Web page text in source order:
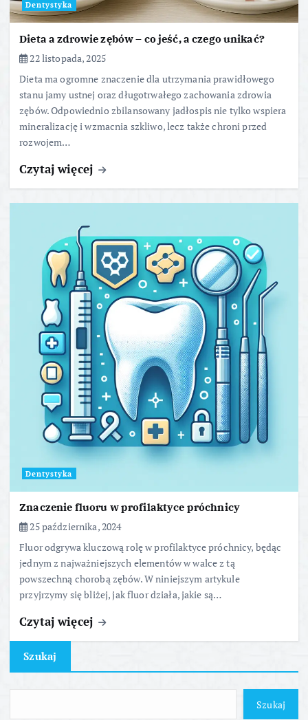
Dentystyka
Dieta a zdrowie zębów – co jeść, a czego unikać?
22 listopada, 2025
Dieta ma ogromne znaczenie dla utrzymania prawidłowego
stanu jamy ustnej oraz długotrwałego zachowania zdrowia
zębów. Odpowiednio zbilansowany jadłospis nie tylko wspiera
mineralizację i wzmacnia szkliwo, lecz także chroni przed
rozwojem…
Czytaj więcej
Dentystyka
Znaczenie fluoru w profilaktyce próchnicy
25 października, 2024
Fluor odgrywa kluczową rolę w profilaktyce próchnicy, będąc
jednym z najważniejszych elementów w walce z tą
powszechną chorobą zębów. W niniejszym artykule
przyjrzymy się bliżej, jak fluor działa, jakie są…
Czytaj więcej
Szukaj
Szukaj